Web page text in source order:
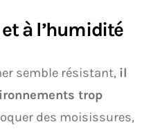
et à l’humidité
semble résistant, il
trop
des moisissures,